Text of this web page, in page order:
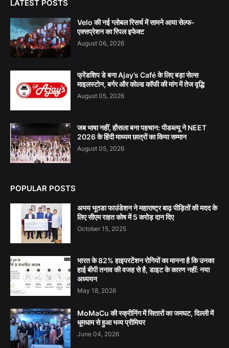
LATEST POSTS
Velo की नई ग्लोबल रिसर्च में सामने आया सेल्फ-
एक्सप्रेशन का रिपल इफेक्ट
August 06, 2026
फ्रेंडशिप डे बना Ajay’s Café के लिए बड़ा सेल्स
माइलस्टोन, बर्गर और कोल्ड कॉफी की मांग में तेज वृद्धि
August 05, 2026
जब भाषा नहीं, हौसला बना पहचान: पीडब्ल्यू ने NEET
2026 के हिंदी माध्यम छात्रों का किया सम्मान
August 05, 2026
POPULAR POSTS
अभय भूतडा फाउंडेशन ने महाराष्ट्र बाढ़ पीड़ितों की मदद के
लिए सीएम राहत कोष में 5 करोड़ दान दिए
October 15, 2025
भारत के 82% हाइपरटेंशन रोगियों का मानना है कि उनका
हाई बीपी तनाव की वजह से है, डाइट के कारण नहीं: नया
अध्ययन
May 18, 2026
MoMaCu की स्क्रीनिंग में सितारों का जमघट, दिल्ली में
धूमधाम से हुआ भव्य प्रीमियर
June 04, 2026